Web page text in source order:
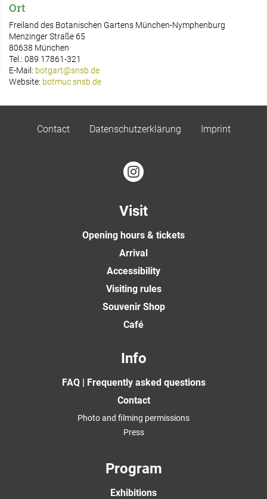
Ort
Freiland des Botanischen Gartens München-Nymphenburg
Menzinger Straße 65
80638 München
Tel.: 089 17861-321
E-Mail: botgart@snsb.de
Website: botmuc.snsb.de
Contact Datenschutzerklärung Imprint
Visit
Opening hours & tickets
Arrival
Accessibility
Visiting rules
Souvenir Shop
Café
Info
FAQ | Frequently asked questions
Contact
Photo and filming permissions
Press
Program
Exhibitions